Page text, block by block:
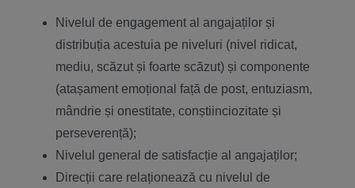
Nivelul de engagement al angajaților și
distribuția acestuia pe niveluri (nivel ridicat,
mediu, scăzut și foarte scăzut) și componente
(atașament emoțional față de post, entuziasm,
mândrie și onestitate, conștiinciozitate și
perseverență);
Nivelul general de satisfacție al angajaților;
Direcții care relaționează cu nivelul de